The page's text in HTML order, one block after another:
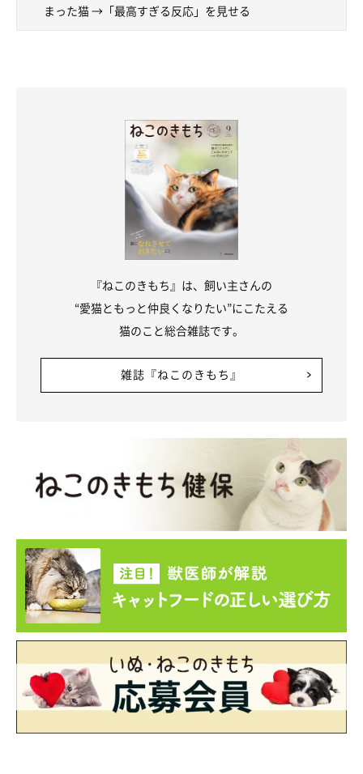
まった猫 →「最高すぎる反応」を見せる
『ねこのきもち』は、飼い主さんの
“愛猫ともっと仲良くなりたい”にこたえる
猫のこと総合雑誌です。
雑誌『ねこのきもち』